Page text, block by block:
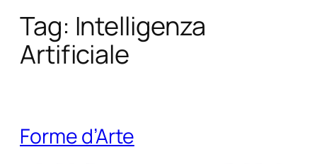
Tag: Intelligenza
Artificiale
Forme d’Arte